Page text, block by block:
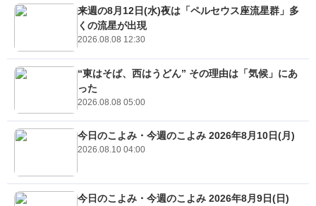
来週の8月12日(水)夜は「ペルセウス座流星群」多
くの流星が出現
2026.08.08 12:30
“東はそば、西はうどん” その理由は「気候」にあ
った
2026.08.08 05:00
今日のこよみ・今週のこよみ 2026年8月10日(月)
2026.08.10 04:00
今日のこよみ・今週のこよみ 2026年8月9日(日)